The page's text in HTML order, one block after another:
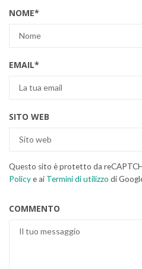
NOME*
EMAIL*
SITO WEB
Questo sito è protetto da
Policye ai Termini di utilizzo di
COMMENTO